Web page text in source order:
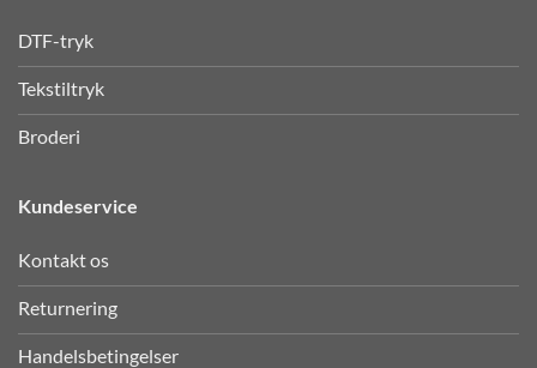
DTF-tryk
Tekstiltryk
Broderi
Kundeservice
Kontakt os
Returnering
Handelsbetingelser